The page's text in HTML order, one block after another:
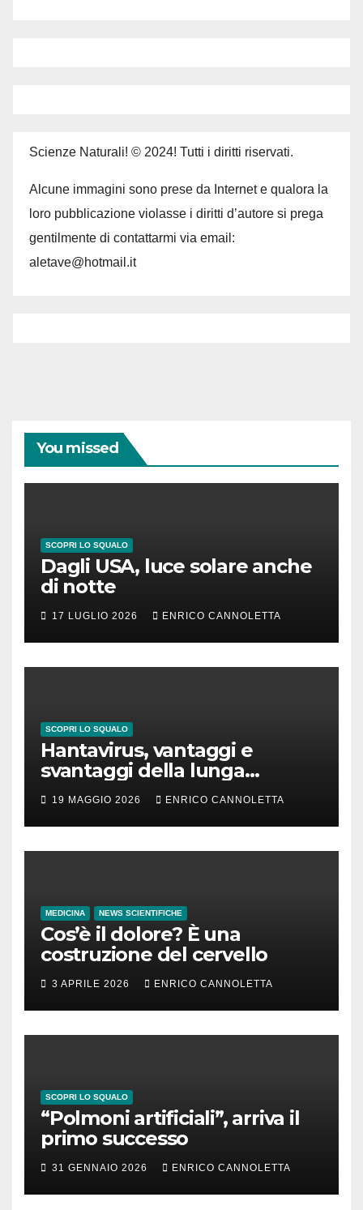
Scienze Naturali! © 2024! Tutti i diritti riservati.
Alcune immagini sono prese da Internet e qualora la
loro pubblicazione violasse i diritti d’autore si prega
gentilmente di contattarmi via email:
aletave@hotmail.it
You missed
SCOPRI LO SQUALO
Dagli USA, luce solare anche
di notte
17 LUGLIO 2026 ENRICO CANNOLETTA
SCOPRI LO SQUALO
Hantavirus, vantaggi e
svantaggi della lunga
incubazione
19 MAGGIO 2026 ENRICO CANNOLETTA
MEDICINA NEWS SCIENTIFICHE
Cos’è il dolore? È una
costruzione del cervello
3 APRILE 2026 ENRICO CANNOLETTA
SCOPRI LO SQUALO
“Polmoni artificiali”, arriva il
primo successo
31 GENNAIO 2026 ENRICO CANNOLETTA